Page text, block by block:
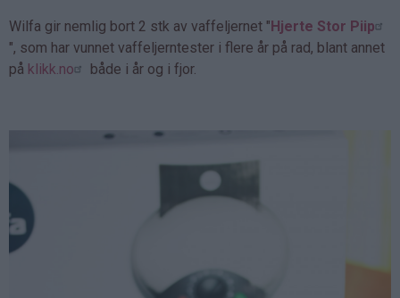
Wilfa gir nemlig bort 2 stk av vaffeljernet "Hjerte Stor Piip
", som har vunnet vaffeljerntester i flere år på rad, blant annet
på klikk.no både i år og i fjor.